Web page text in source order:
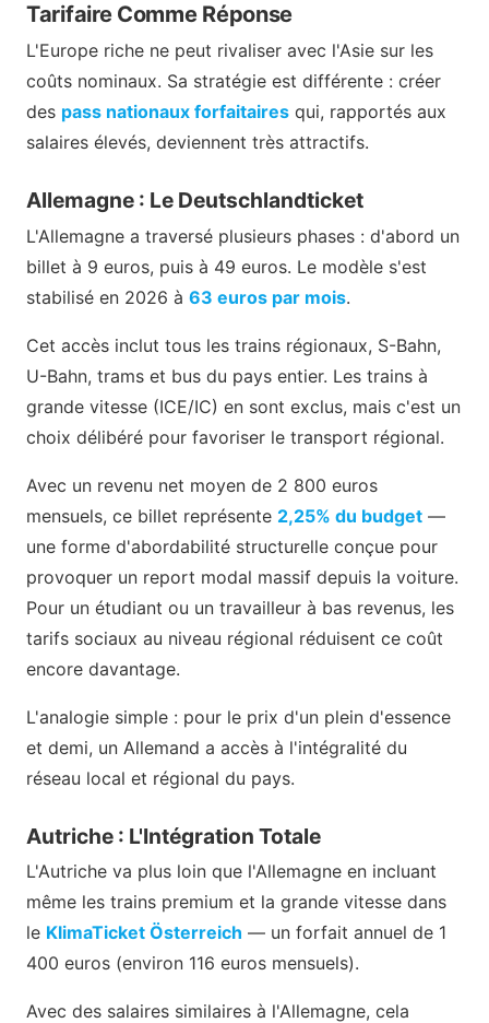
Tarifaire Comme Réponse
L'Europe riche ne peut rivaliser avec l'Asie sur les
coûts nominaux. Sa stratégie est différente : créer
des pass nationaux forfaitaires qui, rapportés aux
salaires élevés, deviennent très attractifs.
Allemagne : Le Deutschlandticket
L'Allemagne a traversé plusieurs phases : d'abord un
billet à 9 euros, puis à 49 euros. Le modèle s'est
stabilisé en 2026 à 63 euros par mois.
Cet accès inclut tous les trains régionaux, S-Bahn,
U-Bahn, trams et bus du pays entier. Les trains à
grande vitesse (ICE/IC) en sont exclus, mais c'est un
choix délibéré pour favoriser le transport régional.
Avec un revenu net moyen de 2 800 euros
mensuels, ce billet représente 2,25% du budget —
une forme d'abordabilité structurelle conçue pour
provoquer un report modal massif depuis la voiture.
Pour un étudiant ou un travailleur à bas revenus, les
tarifs sociaux au niveau régional réduisent ce coût
encore davantage.
L'analogie simple : pour le prix d'un plein d'essence
et demi, un Allemand a accès à l'intégralité du
réseau local et régional du pays.
Autriche : L'Intégration Totale
L'Autriche va plus loin que l'Allemagne en incluant
même les trains premium et la grande vitesse dans
le KlimaTicket Österreich — un forfait annuel de 1
400 euros (environ 116 euros mensuels).
Avec des salaires similaires à l'Allemagne, cela